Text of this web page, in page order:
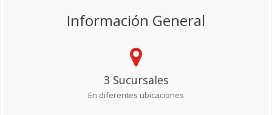
Información General
3 Sucursales
En diferentes ubicaciones